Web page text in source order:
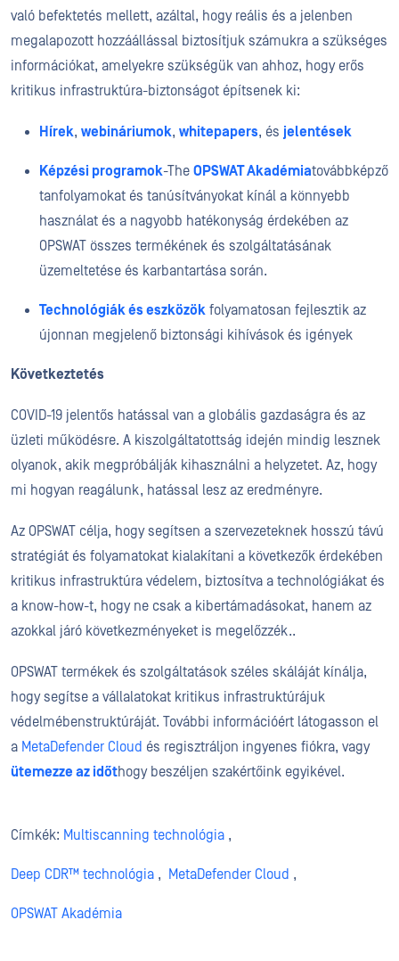
való befektetés mellett, azáltal, hogy reális és a jelenben
megalapozott hozzáállással biztosítjuk számukra a szükséges
információkat, amelyekre szükségük van ahhoz, hogy erős
kritikus infrastruktúra-biztonságot építsenek ki:
Hírek, webináriumok, whitepapers, és jelentések
Képzési programok-The OPSWAT Akadémiatovábbképző
tanfolyamokat és tanúsítványokat kínál a könnyebb
használat és a nagyobb hatékonyság érdekében az
OPSWAT összes termékének és szolgáltatásának
üzemeltetése és karbantartása során.
Technológiák és eszközök folyamatosan fejlesztik az
újonnan megjelenő biztonsági kihívások és igények
Következtetés
COVID-19 jelentős hatással van a globális gazdaságra és az
üzleti működésre. A kiszolgáltatottság idején mindig lesznek
olyanok, akik megpróbálják kihasználni a helyzetet. Az, hogy
mi hogyan reagálunk, hatással lesz az eredményre.
Az OPSWAT célja, hogy segítsen a szervezeteknek hosszú távú
stratégiát és folyamatokat kialakítani a következők érdekében
kritikus infrastruktúra védelem, biztosítva a technológiákat és
a know-how-t, hogy ne csak a kibertámadásokat, hanem az
azokkal járó következményeket is megelőzzék..
OPSWAT termékek és szolgáltatások széles skáláját kínálja,
hogy segítse a vállalatokat kritikus infrastruktúrájuk
védelmébenstruktúráját. További információért látogasson el
a MetaDefender Cloud és regisztráljon ingyenes fiókra, vagy
ütemezze az időthogy beszéljen szakértőink egyikével.
Címkék: Multiscanning technológia ,
Deep CDR™ technológia , MetaDefender Cloud ,
OPSWAT Akadémia